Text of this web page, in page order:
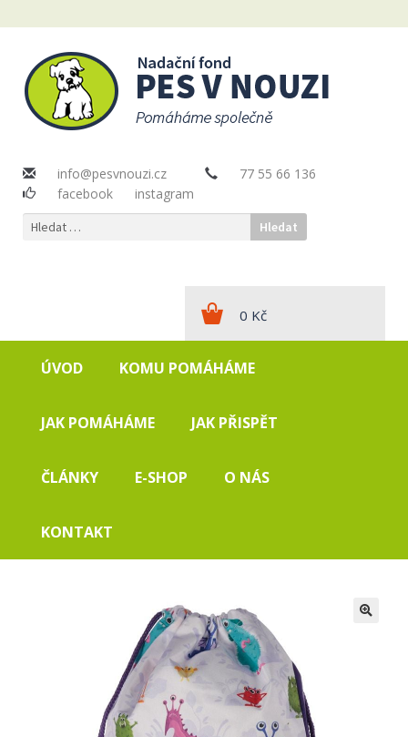
info@pesvnouzi.cz
77 55 66 136
facebook
instagram
Vyhledávání
0 Kč
ÚVOD KOMU POMÁHÁME
JAK POMÁHÁME JAK PŘISPĚT
ČLÁNKY E-SHOP O NÁS
KONTAKT